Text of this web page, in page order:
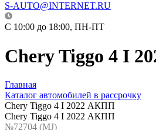
S-AUTO@INTERNET.RU
C 10:00 до 18:00, ПН-ПТ
Chery Tiggo 4 I
Главная
Каталог автомобилей в рассрочку
Chery Tiggo 4 I 2022 АКПП
Chery Tiggo 4 I 2022 АКПП
№72704 (МJ)